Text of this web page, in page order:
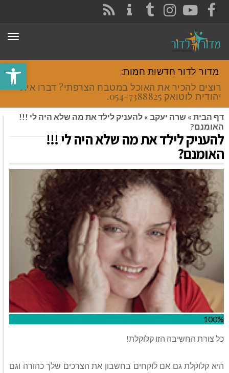
פתח
FACEBOOK
YOUTUBE
INSTAGRAM
TUMBLR
מדור לדור חדשות חמות:
רוצים להכיר את האוכל במטבח הצרפתי? דברו איתי
יהודית לוטואק 054-7388825.
דף הבית » שרה יעקב » להעניק לילד את מה שלא היה לי !!!
האומנם?
להעניק לילד את מה שלא היה לי !!!
האומנם?
100%
כל צורת החשיבה הזו קלוקלת!
היא קלוקלת גם אם לוקחים בחשבון את הצרכים שלך כהורה וגם